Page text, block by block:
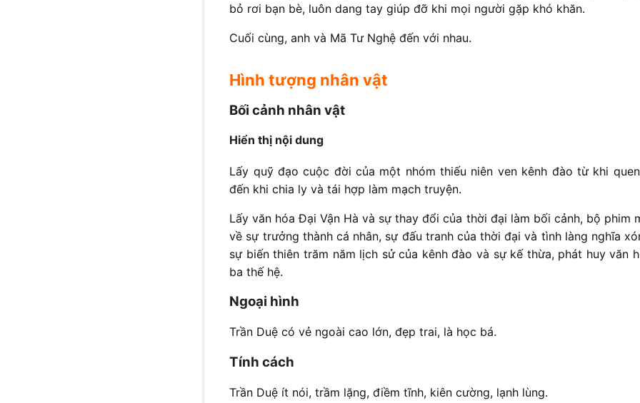
bỏ rơi bạn bè, luôn dang tay giúp đỡ khi mọi người gặp khó khăn.
Cuối cùng, anh và Mã Tư Nghệ đến với nhau.
Hình tượng nhân vật
Bối cảnh nhân vật
Hiển thị nội dung
Lấy quỹ đạo cuộc đời của một nhóm thiếu niên ven kênh đào từ khi
đến khi chia ly và tái hợp làm mạch truyện.
Lấy văn hóa Đại Vận Hà và sự thay đổi của thời đại làm bối cảnh, bộ phim
về sự trưởng thành cá nhân, sự đấu tranh của thời đại và tình làng nghĩa
sự biến thiên trăm năm lịch sử của kênh đào và sự kế thừa, phát huy văn
ba thế hệ.
Ngoại hình
Trần Duệ có vẻ ngoài cao lớn, đẹp trai, là học bá.
Tính cách
Trần Duệ ít nói, trầm lặng, điềm tĩnh, kiên cường, lạnh lùng.